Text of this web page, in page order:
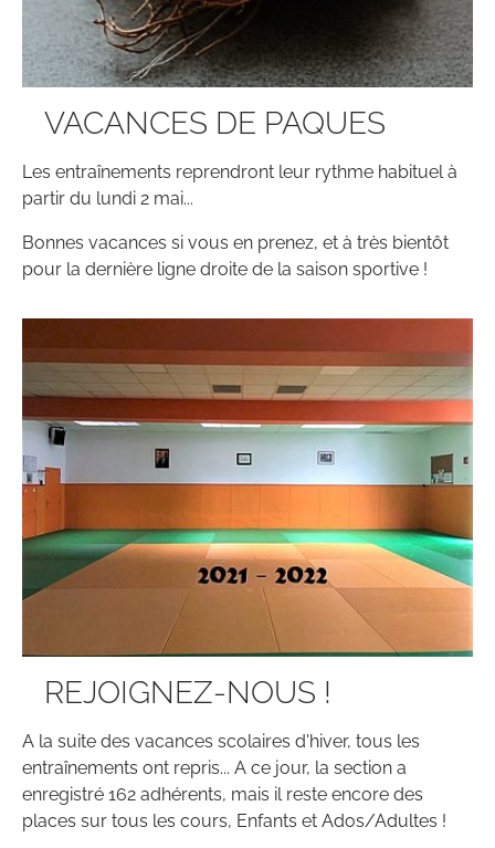
VACANCES DE PAQUES
Les entraînements reprendront leur rythme habituel à
partir du lundi 2 mai...
Bonnes vacances si vous en prenez, et à très bientôt
pour la dernière ligne droite de la saison sportive !
REJOIGNEZ-NOUS !
A la suite des vacances scolaires d'hiver, tous les
entraînements ont repris... A ce jour, la section a
enregistré 162 adhérents, mais il reste encore des
places sur tous les cours, Enfants et Ados/Adultes !